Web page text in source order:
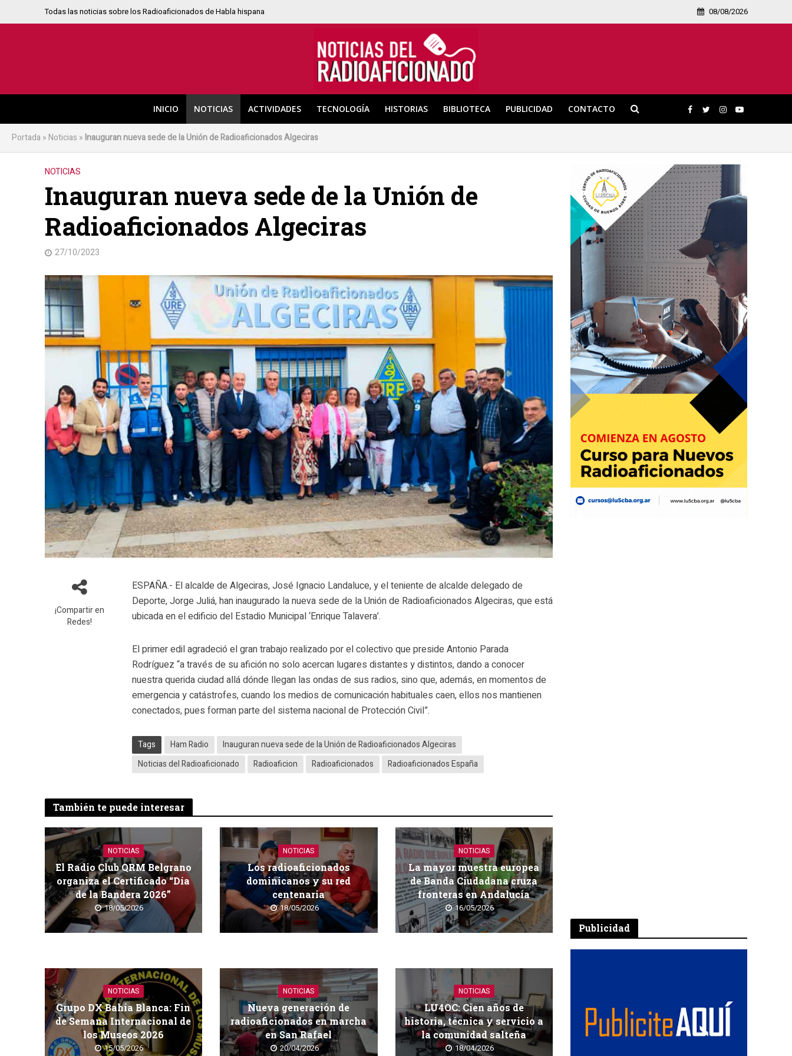
Todas las noticias sobre los Radioaficionados de Habla hispana 08/08/2026
INICIO NOTICIAS ACTIVIDADES TECNOLOGÍA HISTORIAS BIBLIOTECA PUBLICIDAD CONTACTO
Portada » Noticias » Inauguran nueva sede de la Unión de Radioaficionados Algeciras
NOTICIAS
Inauguran nueva sede de la Unión de
Radioaficionados Algeciras
27/10/2023
¡Compartir en
Redes!
ESPAÑA.- El alcalde de Algeciras, José Ignacio Landaluce, y el teniente de alcalde delegado de
Deporte, Jorge Juliá, han inaugurado la nueva sede de la Unión de Radioaficionados Algeciras, que está
ubicada en el edificio del Estadio Municipal ‘Enrique Talavera’.
El primer edil agradeció el gran trabajo realizado por el colectivo que preside Antonio Parada
Rodríguez “a través de su afición no solo acercan lugares distantes y distintos, dando a conocer
nuestra querida ciudad allá dónde llegan las ondas de sus radios, sino que, además, en momentos de
emergencia y catástrofes, cuando los medios de comunicación habituales caen, ellos nos mantienen
conectados, pues forman parte del sistema nacional de Protección Civil”.
Tags Ham Radio
Inauguran nueva sede de la Unión de Radioaficionados Algeciras
Noticias del Radioaficionado
Radioaficion Radioaficionados Radioaficionados España
También te puede interesar
NOTICIAS
El Radio Club QRM Belgrano
organiza el Certificado “Día
de la Bandera 2026”
18/05/2026
NOTICIAS
Los radioaficionados
dominicanos y su red
centenaria
18/05/2026
NOTICIAS
La mayor muestra europea
de Banda Ciudadana cruza
fronteras en Andalucía
16/05/2026
NOTICIAS
Grupo DX Bahía Blanca: Fin
de Semana Internacional de
los Museos 2026
15/05/2026
NOTICIAS
Nueva generación de
radioaficionados en marcha
en San Rafael
20/04/2026
NOTICIAS
LU4OC: Cien años de
historia, técnica y servicio a
la comunidad salteña
18/04/2026
Publicidad